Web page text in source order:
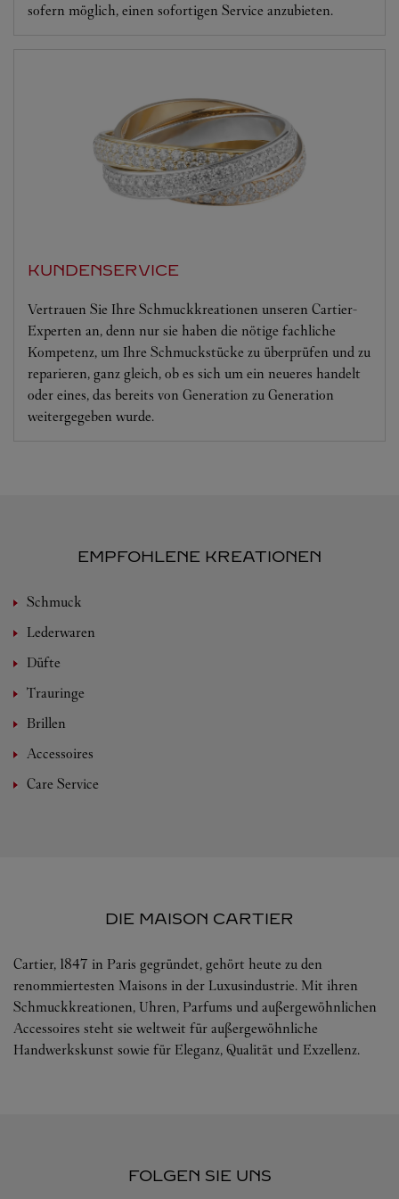
sofern möglich, einen sofortigen Service anzubieten.
KUNDENSERVICE
Vertrauen Sie Ihre Schmuckkreationen unseren Cartier-
Experten an, denn nur sie haben die nötige fachliche
Kompetenz, um Ihre Schmuckstücke zu überprüfen und zu
reparieren, ganz gleich, ob es sich um ein neueres handelt
oder eines, das bereits von Generation zu Generation
weitergegeben wurde.
EMPFOHLENE KREATIONEN
Schmuck
Lederwaren
Düfte
Trauringe
Brillen
Accessoires
Care Service
DIE MAISON CARTIER
Cartier, 1847 in Paris gegründet, gehört heute zu den
renommiertesten Maisons in der Luxusindustrie. Mit ihren
Schmuckkreationen, Uhren, Parfums und außergewöhnlichen
Accessoires steht sie weltweit für außergewöhnliche
Handwerkskunst sowie für Eleganz, Qualität und Exzellenz.
FOLGEN SIE UNS